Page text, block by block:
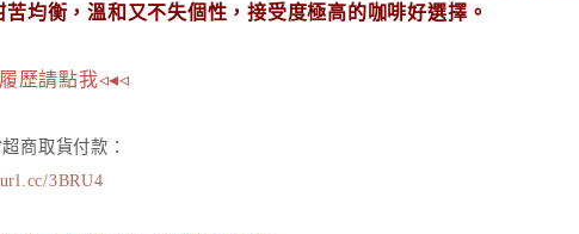
苦均衡，溫和又不失個性，接受度極高的咖啡好選擇。
歷請點我◃◂◃
商取貨付款：
3BRU4